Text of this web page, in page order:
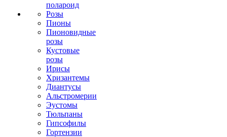
полароид
Розы
Пионы
Пионовидные
розы
Кустовые
розы
Ирисы
Хризантемы
Диантусы
Альстромерии
Эустомы
Тюльпаны
Гипсофилы
Гортензии